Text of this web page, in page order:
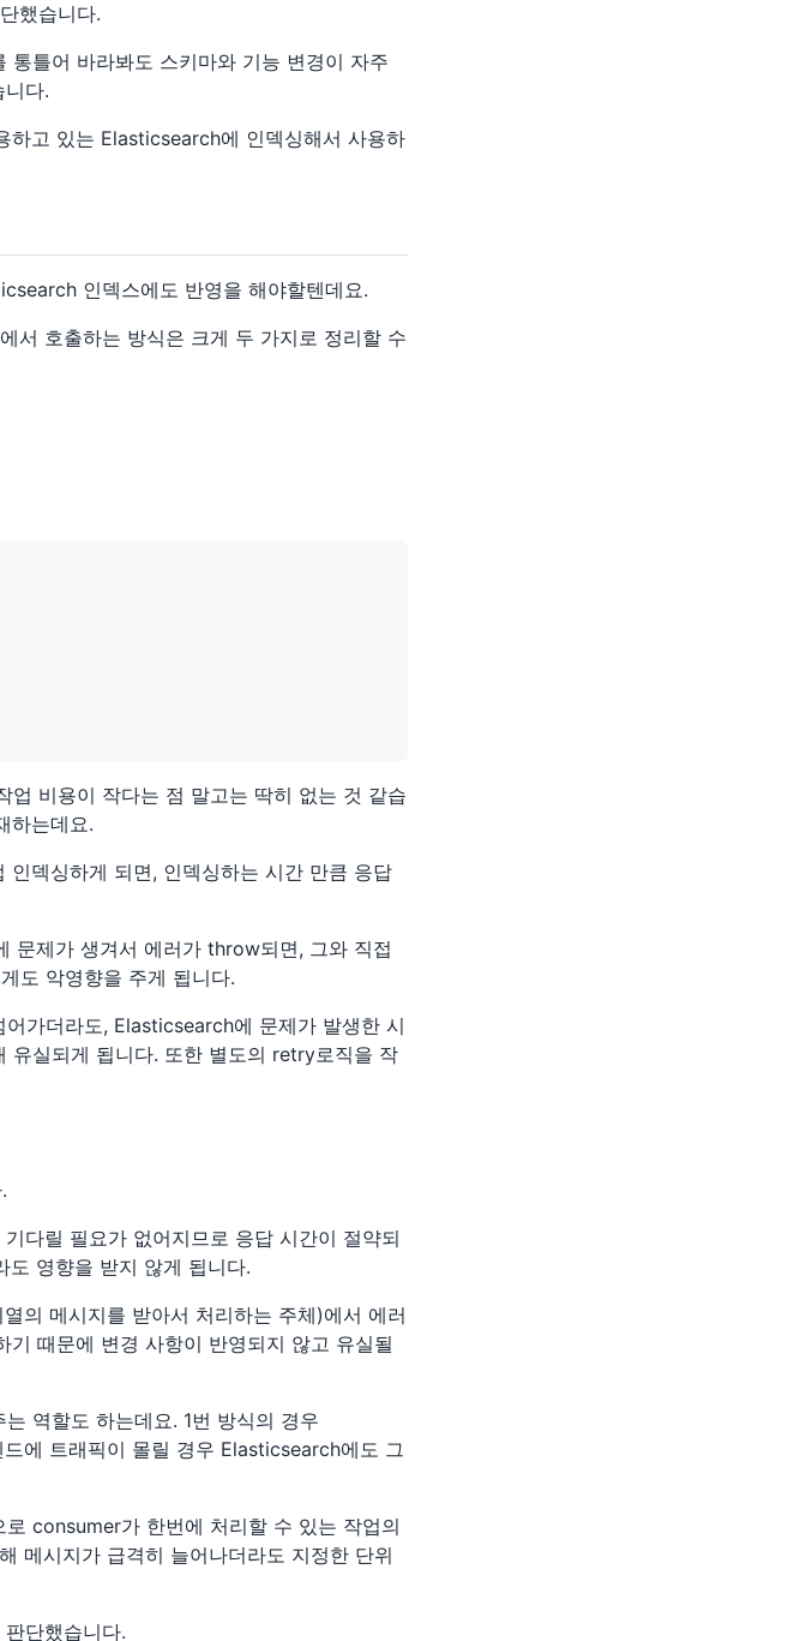
했습니다.
틀어 바라봐도 스키마와 기능 변경이 자주
다.
하고 있는 Elasticsearch에 인덱싱해서 사용하
인덱스에도 반영을 해야할텐데요.
서 호출하는 방식은 크게 두 가지로 정리할 수
업 비용이 작다는 점 말고는 딱히 없는 것 같습
하는데요.
덱싱하게 되면, 인덱싱하는 시간 만큼 응답
문제가 생겨서 에러가 throw되면, 그와 직접
도 악영향을 주게 됩니다.
가더라도, Elasticsearch에 문제가 발생한 시
유실되게 됩니다. 또한 별도의 retry로직을 작
다릴 필요가 없어지므로 응답 시간이 절약되
영향을 받지 않게 됩니다.
의 메시지를 받아서 처리하는 주체)에서 에러
때문에 변경 사항이 반영되지 않고 유실될
역할도 하는데요. 1번 방식의 경우
에 트래픽이 몰릴 경우 Elasticsearch에도 그
consumer가 한번에 처리할 수 있는 작업의
메시지가 급격히 늘어나더라도 지정한 단위
단했습니다.